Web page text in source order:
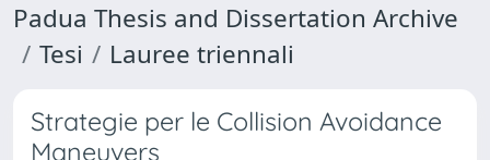
Padua Thesis and Dissertation Archive
Tesi
Lauree triennali
Strategie per le Collision Avoidance
Maneuvers